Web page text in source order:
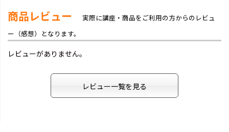
商品レビュー
実際に講座・商品をご利用の方からのレビュ
ー（感想）となります。
レビューがありません。
レビュー一覧を見る